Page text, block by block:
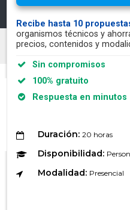
Recibe hasta 10
organismos técnicos y
precios, contenidos y
Sin compromisos
100% gratuito
Respuesta en minutos
Duración: 20 horas
Disponibilidad:
Modalidad: Presencial